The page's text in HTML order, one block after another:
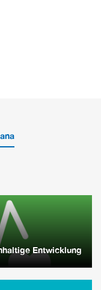
Entwicklung